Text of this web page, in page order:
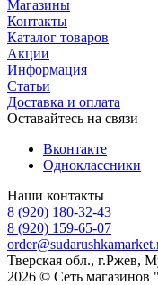
Магазины
Контакты
Каталог товаров
Акции
Информация
Статьи
Доставка и оплата
Оставайтесь на связи
Вконтакте
Одноклассники
Наши контакты
8 (920) 180-32-43
8 (920) 159-65-07
Тверская обл., г.Ржев,
2026 © Сеть